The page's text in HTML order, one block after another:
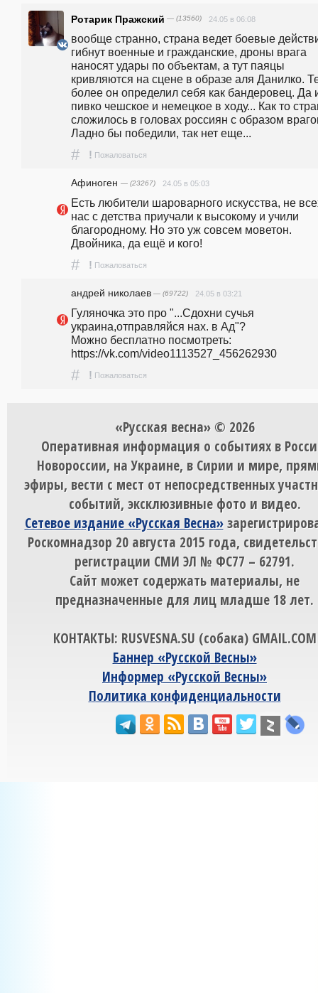
Ротарик Пражский — (13560) 24.05 в 06:08
вообще странно, страна ведет боевые
гибнут военные и гражданские, дроны врага
наносят удары по объектам, а тут паяцы
кривляются на сцене в образе аля Данилко.
более он определил себя как бандеровец. Да
пивко чешское и немецкое в ходу... Как то
сложилось в головах россиян с образом
Ладно бы победили, так нет еще...
# ! Пожаловаться
Афиноген — (23267) 24.05 в 05:03
Есть любители шароварного искусства, не
нас с детства приучали к высокому и учили
благородному. Но это уж совсем моветон.
Двойника, да ещё и кого!
# ! Пожаловаться
андpeй николаев — (69722) 24.05 в 03:21
Гуляночка это про "...Сдохни сучья
украина,отправляйся нах. в Ад"?
Можно бесплатно посмотреть:
https://vk.com/video1113527_456262930
# ! Пожаловаться
«Русская весна» © 2026
Оперативная информация о событиях в
Новороссии, на Украине, в Сирии и мире,
эфиры, вести с мест от непосредственных
событий, эксклюзивные фото и видео.
Сетевое издание «Русская Весна»
Роскомнадзор 20 августа 2015 года,
регистрации СМИ ЭЛ № ФС77 – 62791.
Сайт может содержать материалы, не
предназначенные для лиц младше 18 лет.
КОНТАКТЫ: RUSVESNA.SU (собака) GMAIL.COM
Баннер «Русской Весны»
Информер «Русской Весны»
Политика конфиденциальности